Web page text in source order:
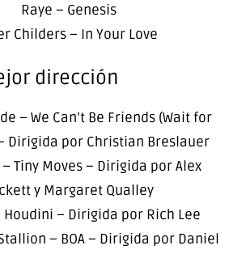
Raye – Genesis
Childers – In Your Love
dirección
– We Can’t Be Friends (Wait for
Dirigida por Christian Breslauer
Tiny Moves – Dirigida por Alex
y Margaret Qualley
Houdini – Dirigida por Rich Lee
– BOA – Dirigida por Daniel